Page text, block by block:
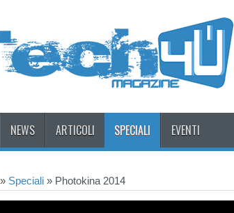
NEWS ARTICOLI SPECIALI EVENTI
» Speciali » Photokina 2014